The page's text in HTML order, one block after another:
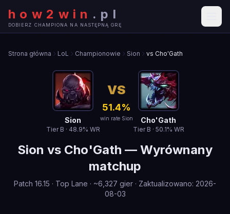
how2win . pl
DOBIERZ CHAMPIONA NA NASTĘPNĄ GRĘ
Strona główna LoL Championowie Sion vs Cho'Gath
Sion
Tier B · 48.9% WR
VS
51.4%
win rate Sion Cho'Gath
Tier B · 50.1% WR
Sion vs Cho'Gath — Wyrównany
matchup
Patch 16.15 · Top Lane · ~6,327 gier · Zaktualizowano: 2026-
08-03